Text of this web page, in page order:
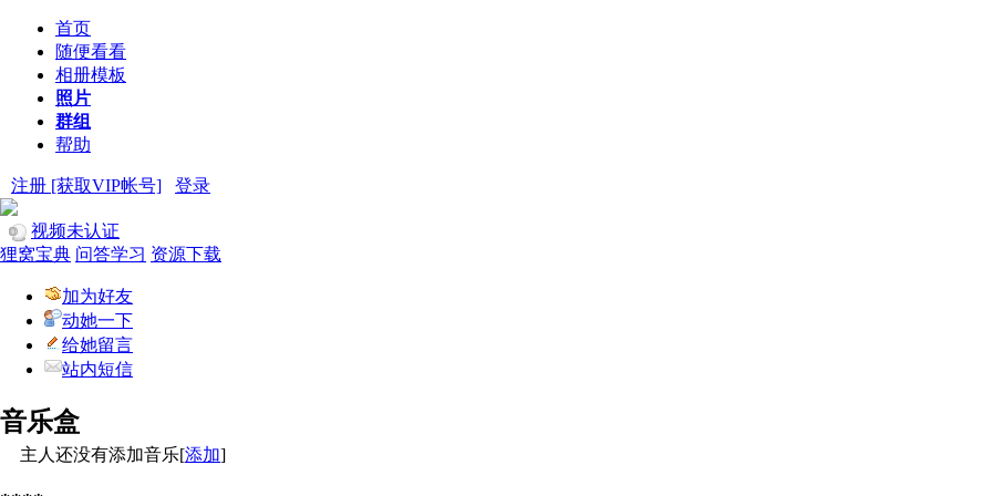
首页
随便看看
相册模板
照片
群组
帮助
注册 [获取VIP帐号] 登录
视频未认证
狸窝宝典 问答学习 资源下载
加为好友
动她一下
给她留言
站内短信
音乐盒
主人还没有添加音乐[添加]